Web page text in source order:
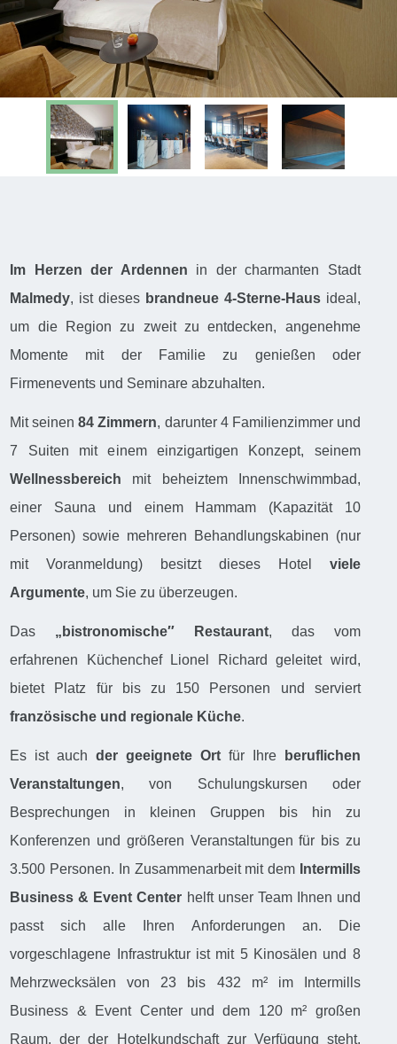
Im Herzen der Ardennen in der charmanten Stadt
Malmedy, ist dieses brandneue 4-Sterne-Haus ideal,
um die Region zu zweit zu entdecken, angenehme
Momente mit der Familie zu genießen oder
Firmenevents und Seminare abzuhalten.
Mit seinen84 Zimmern, darunter 4 Familienzimmer und
7 Suiten mit einem einzigartigen Konzept, seinem
Wellnessbereich mit beheiztem Innenschwimmbad,
einer Sauna und einem Hammam (Kapazität 10
Personen) sowie mehreren Behandlungskabinen (nur
mit Voranmeldung) besitzt dieses Hotel viele
Argumente, um Sie zu überzeugen.
Das „bistronomische″ Restaurant, das vom
erfahrenen Küchenchef Lionel Richard geleitet wird,
bietet Platz für bis zu 150 Personen und serviert
französische und regionale Küche.
Es ist auchder geeignete Ortfür Ihre
beruflichen
Veranstaltungen, von Schulungskursen oder
Besprechungen in kleinen Gruppen bis hin zu
Konferenzen und größeren Veranstaltungen für bis zu
3.500 Personen. In Zusammenarbeit mit dem Intermills
Business & Event Center helft unser Team Ihnen und
passt sich alle Ihren Anforderungen an. Die
vorgeschlagene Infrastruktur ist mit 5 Kinosälen und 8
Mehrzwecksälen von 23 bis 432 m² im Intermills
Business & Event Center und dem 120 m² großen
Raum, der der Hotelkundschaft zur Verfügung steht,